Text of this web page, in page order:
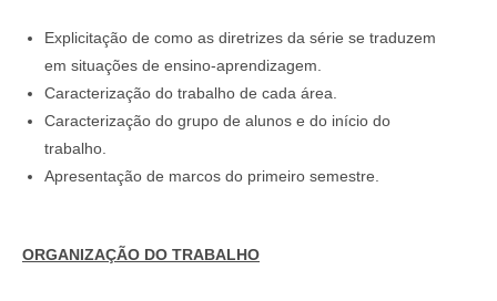
Explicitação de como as diretrizes da série se traduzem
em situações de ensino-aprendizagem.
Caracterização do trabalho de cada área.
Caracterização do grupo de alunos e do início do
trabalho.
Apresentação de marcos do primeiro semestre.
ORGANIZAÇÃO DO TRABALHO